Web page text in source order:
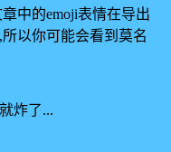
中的emoji表情在导出
以你可能会看到莫名
炸了...